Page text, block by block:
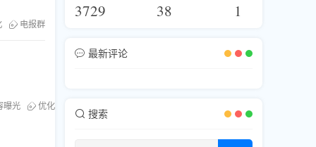
电报群
曝光 优化
3729 38 1
最新评论
搜索